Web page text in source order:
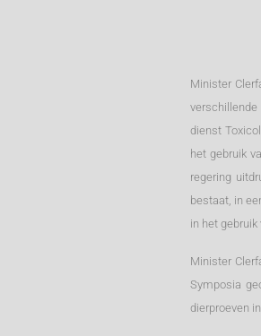
Minister
dienst
het gebruik
regering
bestaat, in
in het gebruik
Minister
Symposia
dierproeven